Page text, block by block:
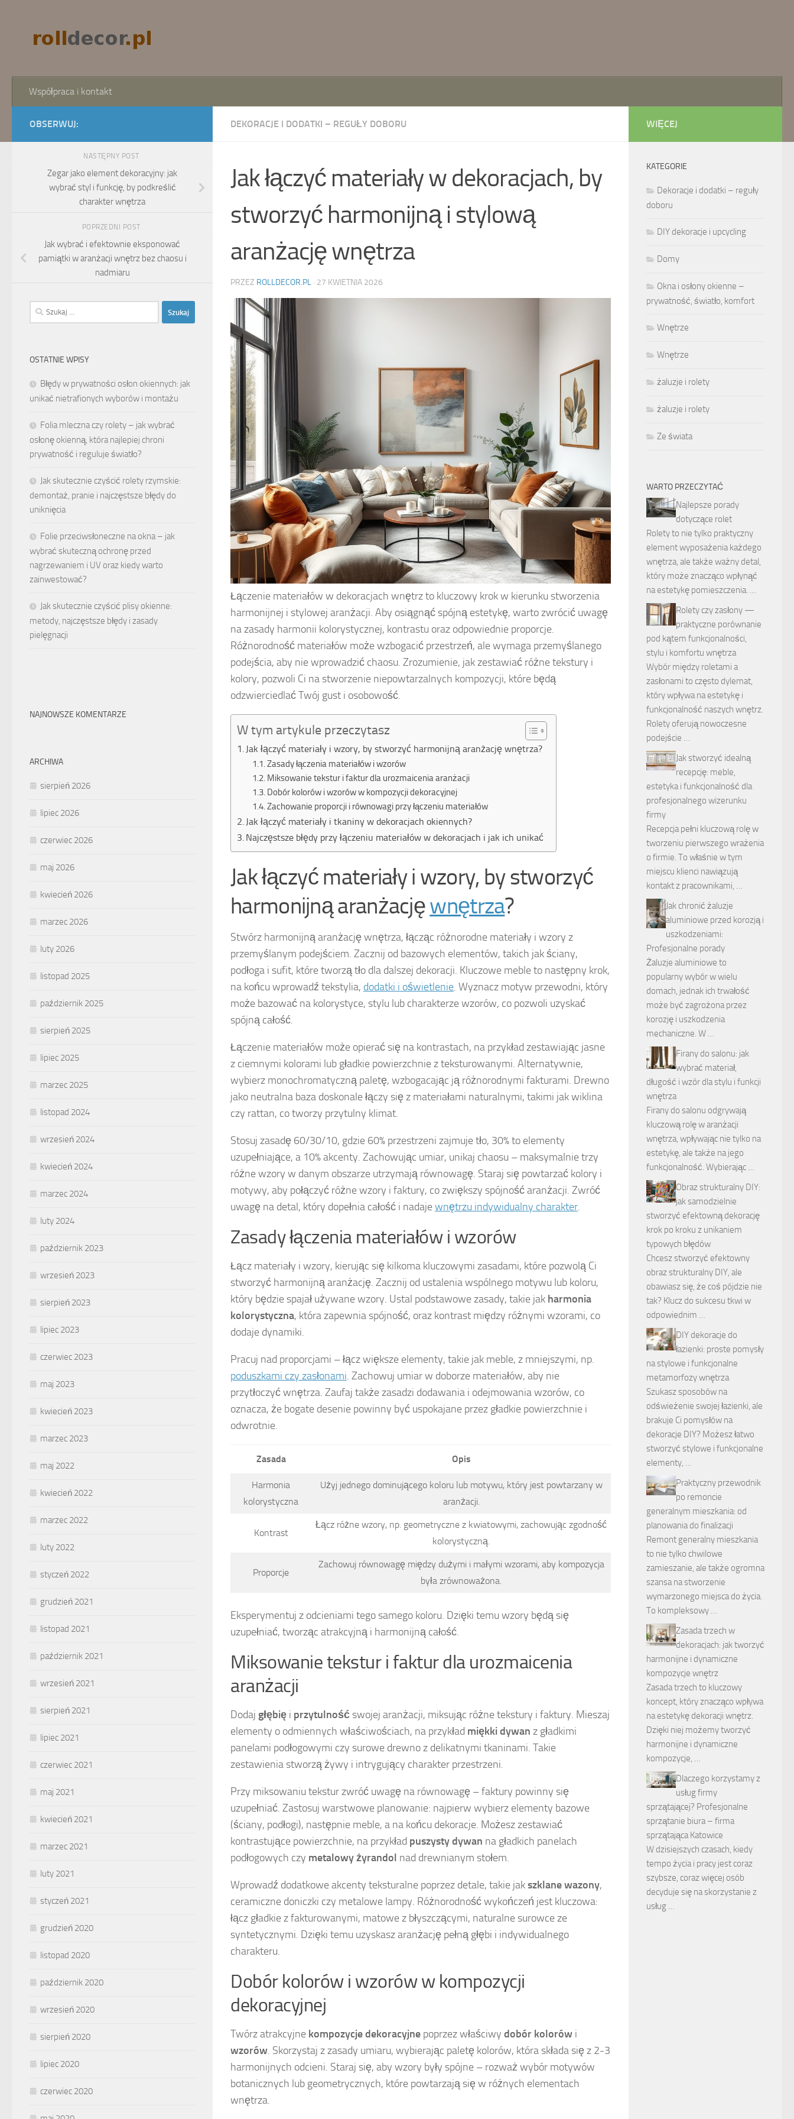
Współpraca i kontakt
DEKORACJE I DODATKI – REGUŁY DOBORU
Jak łączyć materiały w dekoracjach, by
stworzyć harmonijną i stylową
aranżację wnętrza
PRZEZ ROLLDECOR.PL · 27 KWIETNIA 2026
Łączenie materiałów w dekoracjach wnętrz to kluczowy krok w kierunku stworzenia
harmonijnej i stylowej aranżacji. Aby osiągnąć spójną estetykę, warto zwrócić uwagę
na zasady harmonii kolorystycznej, kontrastu oraz odpowiednie proporcje.
Różnorodność materiałów może wzbogacić przestrzeń, ale wymaga przemyślanego
podejścia, aby nie wprowadzić chaosu. Zrozumienie, jak zestawiać różne tekstury i
kolory, pozwoli Ci na stworzenie niepowtarzalnych kompozycji, które będą
odzwierciedlać Twój gust i osobowość.
W tym artykule przeczytasz
Jak łączyć materiały i wzory, by stworzyć harmonijną aranżację wnętrza?
Zasady łączenia materiałów i wzorów
Miksowanie tekstur i faktur dla urozmaicenia aranżacji
Dobór kolorów i wzorów w kompozycji dekoracyjnej
Zachowanie proporcji i równowagi przy łączeniu materiałów
Jak łączyć materiały i tkaniny w dekoracjach okiennych?
Najczęstsze błędy przy łączeniu materiałów w dekoracjach i jak ich unikać
Jak łączyć materiały i wzory, by stworzyć
harmonijną aranżacjęwnętrza?
Stwórz harmonijną aranżację wnętrza, łącząc różnorodne materiały i wzory z
przemyślanym podejściem. Zacznij od bazowych elementów, takich jak ściany,
podłoga i sufit, które tworzą tło dla dalszej dekoracji. Kluczowe meble to następny krok,
na końcu wprowadź tekstylia, dodatki i oświetlenie. Wyznacz motyw przewodni, który
może bazować na kolorystyce, stylu lub charakterze wzorów, co pozwoli uzyskać
spójną całość.
Łączenie materiałów może opierać się na kontrastach, na przykład zestawiając jasne
z ciemnymi kolorami lub gładkie powierzchnie z teksturowanymi. Alternatywnie,
wybierz monochromatyczną paletę, wzbogacając ją różnorodnymi fakturami. Drewno
jako neutralna baza doskonale łączy się z materiałami naturalnymi, takimi jak wiklina
czy rattan, co tworzy przytulny klimat.
Stosuj zasadę 60/30/10, gdzie 60% przestrzeni zajmuje tło, 30% to elementy
uzupełniające, a 10% akcenty. Zachowując umiar, unikaj chaosu – maksymalnie trzy
różne wzory w danym obszarze utrzymają równowagę. Staraj się powtarzać kolory i
motywy, aby połączyć różne wzory i faktury, co zwiększy spójność aranżacji. Zwróć
uwagę na detal, który dopełnia całość i nadajewnętrzu indywidualny charakter.
Zasady łączenia materiałów i wzorów
Łącz materiały i wzory, kierując się kilkoma kluczowymi zasadami, które pozwolą Ci
stworzyć harmonijną aranżację. Zacznij od ustalenia wspólnego motywu lub koloru,
który będzie spajał używane wzory. Ustal podstawowe zasady, takie jak harmonia
kolorystyczna, która zapewnia spójność, oraz kontrast między różnymi wzorami, co
dodaje dynamiki.
Pracuj nad proporcjami – łącz większe elementy, takie jak meble, z mniejszymi, np.
poduszkami czy zasłonami. Zachowuj umiar w doborze materiałów, aby nie
przytłoczyć wnętrza. Zaufaj także zasadzi dodawania i odejmowania wzorów, co
oznacza, że bogate desenie powinny być uspokajane przez gładkie powierzchnie i
odwrotnie.
Zasada Opis
Harmonia
kolorystyczna
Użyj jednego dominującego koloru lub motywu, który jest powtarzany w
aranżacji.
Kontrast
Łącz różne wzory, np. geometryczne z kwiatowymi, zachowując zgodność
kolorystyczną.
Proporcje
Zachowuj równowagę między dużymi i małymi wzorami, aby kompozycja
była zrównoważona.
Eksperymentuj z odcieniami tego samego koloru. Dzięki temu wzory będą się
uzupełniać, tworząc atrakcyjną i harmonijną całość.
Miksowanie tekstur i faktur dla urozmaicenia
aranżacji
Dodaj głębię i przytulność swojej aranżacji, miksując różne tekstury i faktury. Mieszaj
elementy o odmiennych właściwościach, na przykład miękki dywan z gładkimi
panelami podłogowymi czy surowe drewno z delikatnymi tkaninami. Takie
zestawienia stworzą żywy i intrygujący charakter przestrzeni.
Przy miksowaniu tekstur zwróć uwagę na równowagę – faktury powinny się
uzupełniać. Zastosuj warstwowe planowanie: najpierw wybierz elementy bazowe
(ściany, podłogi), następnie meble, a na końcu dekoracje. Możesz zestawiać
kontrastujące powierzchnie, na przykład puszysty dywan na gładkich panelach
podłogowych czy metalowy żyrandol nad drewnianym stołem.
Wprowadź dodatkowe akcenty teksturalne poprzez detale, takie jakszklane wazony,
ceramiczne doniczki czy metalowe lampy. Różnorodność wykończeń jest kluczowa:
łącz gładkie z fakturowanymi, matowe z błyszczącymi, naturalne surowce ze
syntetycznymi. Dzięki temu uzyskasz aranżację pełną głębi i indywidualnego
charakteru.
Dobór kolorów i wzorów w kompozycji
dekoracyjnej
Twórz atrakcyjne kompozycje dekoracyjne poprzez właściwy dobór kolorów i
wzorów. Skorzystaj z zasady umiaru, wybierając paletę kolorów, która składa się z 2-3
harmonijnych odcieni. Staraj się, aby wzory były spójne – rozważ wybór motywów
botanicznych lub geometrycznych, które powtarzają się w różnych elementach
wnętrza.
OBSERWUJ:
NASTĘPNY POST
Zegar jako element dekoracyjny: jak
wybrać styl i funkcję, by podkreślić
charakter wnętrza
POPRZEDNI POST
Jak wybrać i efektownie eksponować
pamiątki w aranżacji wnętrz bez chaosu i
nadmiaru
Szukaj:
OSTATNIE WPISY
Błędy w prywatności osłon okiennych: jak
unikać nietrafionych wyborów i montażu
Folia mleczna czy rolety – jak wybrać
osłonę okienną, która najlepiej chroni
prywatność i reguluje światło?
Jak skutecznie czyścić rolety rzymskie:
demontaż, pranie i najczęstsze błędy do
uniknięcia
Folie przeciwsłoneczne na okna – jak
wybrać skuteczną ochronę przed
nagrzewaniem i UV oraz kiedy warto
zainwestować?
Jak skutecznie czyścić plisy okienne:
metody, najczęstsze błędy i zasady
pielęgnacji
NAJNOWSZE KOMENTARZE
ARCHIWA
sierpień 2026
lipiec 2026
czerwiec 2026
maj 2026
kwiecień 2026
marzec 2026
luty 2026
listopad 2025
październik 2025
sierpień 2025
lipiec 2025
marzec 2025
listopad 2024
wrzesień 2024
kwiecień 2024
marzec 2024
luty 2024
październik 2023
wrzesień 2023
sierpień 2023
lipiec 2023
czerwiec 2023
maj 2023
kwiecień 2023
marzec 2023
maj 2022
kwiecień 2022
marzec 2022
luty 2022
styczeń 2022
grudzień 2021
listopad 2021
październik 2021
wrzesień 2021
sierpień 2021
lipiec 2021
czerwiec 2021
maj 2021
kwiecień 2021
marzec 2021
luty 2021
styczeń 2021
grudzień 2020
listopad 2020
październik 2020
wrzesień 2020
sierpień 2020
lipiec 2020
czerwiec 2020
WIĘCEJ
KATEGORIE
Dekoracje i dodatki – reguły
doboru
DIY dekoracje i upcycling
Domy
Okna i osłony okienne –
prywatność, światło, komfort
Wnętrze
Wnętrze
żaluzje i rolety
żaluzje i rolety
Ze świata
WARTO PRZECZYTAĆ
Najlepsze porady
dotyczące rolet
Rolety to nie tylko praktyczny
element wyposażenia każdego
wnętrza, ale także ważny detal,
który może znacząco wpłynąć
na estetykę pomieszczenia. …
Rolety czy zasłony —
praktyczne porównanie
pod kątem funkcjonalności,
stylu i komfortu wnętrza
Wybór między roletami a
zasłonami to często dylemat,
który wpływa na estetykę i
funkcjonalność naszych wnętrz.
Rolety oferują nowoczesne
podejście …
Jak stworzyć idealną
recepcję: meble,
estetyka i funkcjonalność dla
profesjonalnego wizerunku
firmy
Recepcja pełni kluczową rolę w
tworzeniu pierwszego wrażenia
o firmie. To właśnie w tym
miejscu klienci nawiązują
kontakt z pracownikami, …
Jak chronić żaluzje
aluminiowe przed korozją i
uszkodzeniami:
Profesjonalne porady
Żaluzje aluminiowe to
popularny wybór w wielu
domach, jednak ich trwałość
może być zagrożona przez
korozję i uszkodzenia
mechaniczne. W …
Firany do salonu: jak
wybrać materiał,
długość i wzór dla stylu i funkcji
wnętrza
Firany do salonu odgrywają
kluczową rolę w aranżacji
wnętrza, wpływając nie tylko na
estetykę, ale także na jego
funkcjonalność. Wybierając …
Obraz strukturalny DIY:
jak samodzielnie
stworzyć efektowną dekorację
krok po kroku z unikaniem
typowych błędów
Chcesz stworzyć efektowny
obraz strukturalny DIY, ale
obawiasz się, że coś pójdzie nie
tak? Klucz do sukcesu tkwi w
odpowiednim …
DIY dekoracje do
łazienki: proste pomysły
na stylowe i funkcjonalne
metamorfozy wnętrza
Szukasz sposobów na
odświeżenie swojej łazienki, ale
brakuje Ci pomysłów na
dekoracje DIY? Możesz łatwo
stworzyć stylowe i funkcjonalne
elementy, …
Praktyczny przewodnik
po remoncie
generalnym mieszkania: od
planowania do finalizacji
Remont generalny mieszkania
to nie tylko chwilowe
zamieszanie, ale także ogromna
szansa na stworzenie
wymarzonego miejsca do życia.
To kompleksowy …
Zasada trzech w
dekoracjach: jak tworzyć
harmonijne i dynamiczne
kompozycje wnętrz
Zasada trzech to kluczowy
koncept, który znacząco wpływa
na estetykę dekoracji wnętrz.
Dzięki niej możemy tworzyć
harmonijne i dynamiczne
kompozycje, …
Dlaczego korzystamy z
usług firmy
sprzątającej? Profesjonalne
sprzątanie biura – firma
sprzątająca Katowice
W dzisiejszych czasach, kiedy
tempo życia i pracy jest coraz
szybsze, coraz więcej osób
decyduje się na skorzystanie z
usług …